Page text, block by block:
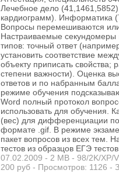
Лечебное дело
кардиограмм). Информатика
Вопросы перемешиваются
Настраиваемые секундомеры
типов: точный ответ
установить соответствие
объекту приписать
степени важности). Оценка
ответов и по набранным
режиме обучения
Word полный протокол
использовать для обучения.
(вес) для дифференциации по
формате .gif. В режиме
пакет вопросов из всех тем.
тестов из образцов ЕГЭ
07.02.2009 - 2 MB - 98/2K/XP/
200 руб - Просмотров: 1126 -